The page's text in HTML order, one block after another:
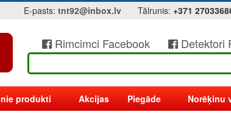
E-pasts: tnt92@inbox.lv Tālrunis: +371
Rimcimci Facebook Detektori
produkti Akcijas Piegāde Norēķinu